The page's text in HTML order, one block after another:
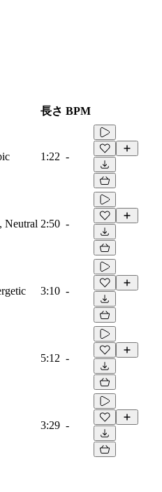
長さ BPM
1:22 -
Neutral 2:50 -
3:10 -
5:12 -
3:29 -